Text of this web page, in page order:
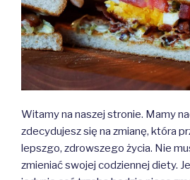
Witamy na naszej stronie. Mamy
zdecydujesz się na zmianę, która
lepszgo, zdrowszego życia. Nie
zmieniać swojej codziennej diety.